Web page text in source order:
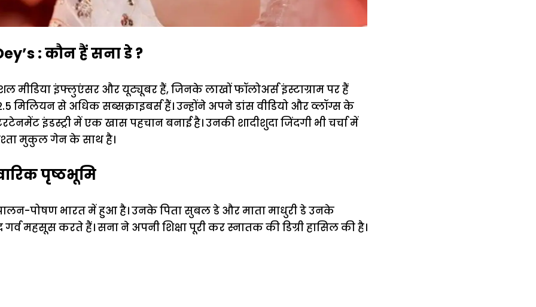
: कौन हैं सना डे ?
मीडिया इंफ्लुएंसर और यूट्यूबर हैं, जिनके लाखों फॉलोअर्स इंस्टाग्राम पर हैं
मिलियन से अधिक सब्सक्राइबर्स हैं। उन्होंने अपने डांस वीडियो और व्लॉग्स के
इंडस्ट्री में एक खास पहचान बनाई है। उनकी शादीशुदा जिंदगी भी चर्चा में
मुकुल गेन के साथ है।
पृष्ठभूमि
पोषण भारत में हुआ है। उनके पिता सुबल डे और माता माधुरी डे उनके
महसूस करते हैं। सना ने अपनी शिक्षा पूरी कर स्नातक की डिग्री हासिल की है।